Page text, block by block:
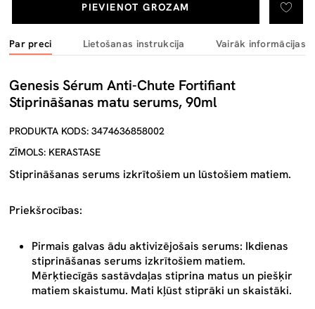
PIEVIENOT GROZAM
Par preci Lietošanas instrukcija Vairāk informācijas
Genesis Sérum Anti-Chute Fortifiant
Stiprināšanas matu serums, 90ml
PRODUKTA KODS: 3474636858002
ZĪMOLS: KERASTASE
Stiprināšanas serums izkrītošiem un lūstošiem matiem.
Priekšrocības:
Pirmais galvas ādu aktivizējošais serums: Ikdienas
stiprināšanas serums izkrītošiem matiem.
Mērķtiecīgās sastāvdaļas stiprina matus un piešķir
matiem skaistumu. Mati kļūst stiprāki un skaistāki.